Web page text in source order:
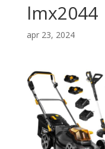
lmx2044
apr 23, 2024